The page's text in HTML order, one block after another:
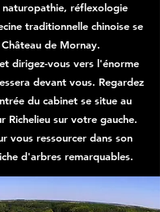
naturopathie, réflexologie
traditionnelle chinoise se
de Mornay.
dirigez-vous vers l'énorme
devant vous. Regardez
du cabinet se situe au
Richelieu sur votre gauche.
vous ressourcer dans son
d'arbres remarquables.